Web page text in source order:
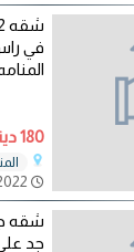
في
180 دينار
شقه
جد